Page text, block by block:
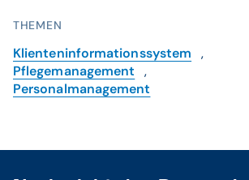
THEMEN
Klienteninformationssystem
,
Pflegemanagement
,
Personalmanagement